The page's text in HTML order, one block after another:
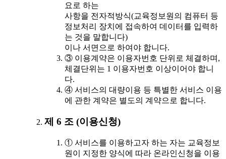
요로 하는
사항을 전자적방식(교육정보원의 컴퓨터 등
정보처리 장치에 접속하여 데이터를 입력하
는 것을 말합니다)
이나 서면으로 하여야 합니다.
③ 이용계약은 이용자번호 단위로 체결하며,
체결단위는 1 이용자번호 이상이어야 합니
다.
④ 서비스의 대량이용 등 특별한 서비스 이용
에 관한 계약은 별도의 계약으로 합니다.
제 6 조 (이용신청)
① 서비스를 이용하고자 하는 자는 교육정보
원이 지정한 양식에 따라 온라인신청을 이용